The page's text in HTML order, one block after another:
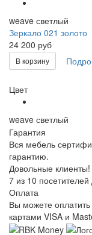
weave светлый
Зеркало 021 золото
24 200 руб
В корзину
Цвет
weave светлый
Гарантия
Вся мебель
гарантию.
Довольные клиенты!
7 из 10
Оплата
Вы можете
картами VISA и